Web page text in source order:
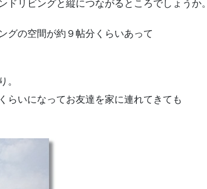
ドリビングと縦につながるところでしょうか。
グの空間が約９帖分くらいあって
。
らいになってお友達を家に連れてきても